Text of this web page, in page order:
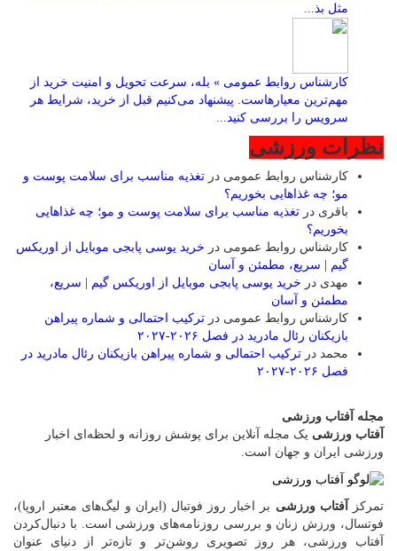
مثل بذ...
کارشناس روابط عمومی » بله، سرعت تحویل و امنیت خرید از
مهم‌ترین معیارهاست. پیشنهاد می‌کنیم قبل از خرید، شرایط هر
سرویس را بررسی کنید...
نظرات ورزشی
کارشناس روابط عمومی در تغذیه مناسب برای سلامت پوست و
مو؛ چه غذاهایی بخوریم؟
باقری در تغذیه مناسب برای سلامت پوست و مو؛ چه غذاهایی
بخوریم؟
کارشناس روابط عمومی در خرید یوسی پابجی موبایل از اوریکس
گیم | سریع، مطمئن و آسان
مهدی در خرید یوسی پابجی موبایل از اوریکس گیم | سریع،
مطمئن و آسان
کارشناس روابط عمومی در ترکیب احتمالی و شماره پیراهن
بازیکنان رئال مادرید در فصل ۲۰۲۶-۲۰۲۷
محمد در ترکیب احتمالی و شماره پیراهن بازیکنان رئال مادرید در
فصل ۲۰۲۶-۲۰۲۷
مجله آفتاب ورزشی
آفتاب ورزشی یک مجله آنلاین برای پوشش روزانه و لحظه‌ای اخبار
ورزشی ایران و جهان است.
تمرکز آفتاب ورزشی بر اخبار روز فوتبال (ایران و لیگ‌های معتبر اروپا)،
فوتسال، ورزش زنان و بررسی روزنامه‌های ورزشی است. با دنبال‌کردن
آفتاب ورزشی، هر روز تصویری روشن‌تر و تازه‌تر از دنیای عنوان